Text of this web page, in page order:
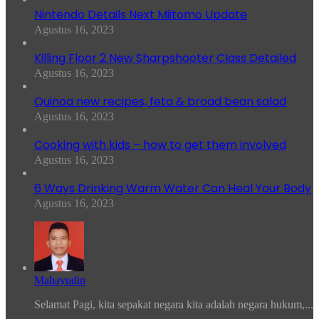
Nintendo Details Next Miitomo Update
Agustus 16, 2023
Killing Floor 2 New Sharpshooter Class Detailed
Agustus 16, 2023
Quinoa new recipes, feta & broad bean salad
Agustus 16, 2023
Cooking with kids – how to get them involved
Agustus 16, 2023
6 Ways Drinking Warm Water Can Heal Your Body
Agustus 16, 2023
Mahayudin
Selamat Pagi, kita sepakat negara kita adalah negara hukum,...